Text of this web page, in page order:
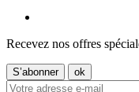
Recevez nos offres